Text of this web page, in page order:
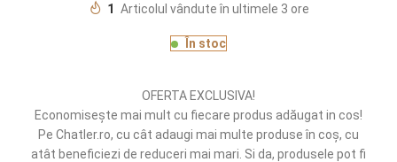
1 Articolul vândute în ultimele 3 ore
În stoc
OFERTA EXCLUSIVA!
Economisește mai mult cu fiecare produs adăugat in cos!
Pe Chatler.ro, cu cât adaugi mai multe produse în coș, cu
atât beneficiezi de reduceri mai mari. Si da, produsele pot fi